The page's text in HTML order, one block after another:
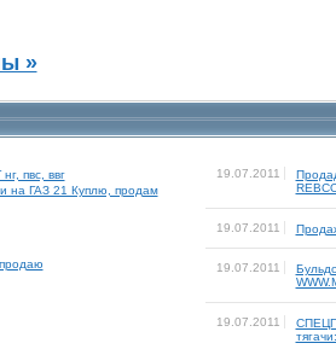
»
пвс, ввг
на ГАЗ 21 Куплю, продам
19.07.2011
19.07.2011
19.07.2011
19.07.2011